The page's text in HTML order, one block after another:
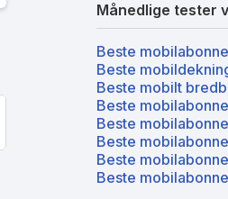
Månedlige tester
Beste
Beste
Beste mobilt
Beste
Beste
Beste
Beste
Beste